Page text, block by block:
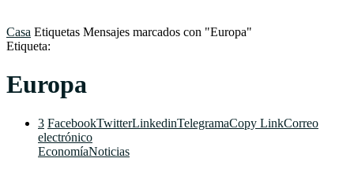
Casa Etiquetas Mensajes marcados con "Europa"
Etiqueta:
Europa
3 FacebookTwitterLinkedinTelegramaCopy LinkCorreo
electrónico
EconomíaNoticias